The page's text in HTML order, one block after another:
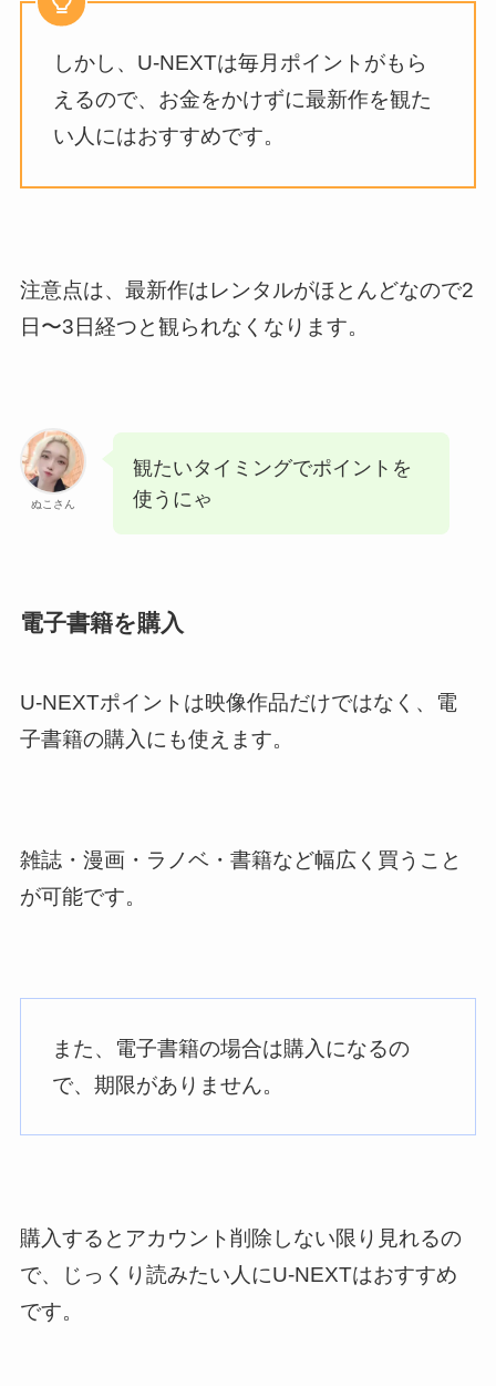
しかし、U-NEXTは毎月ポイントがもら
えるので、お金をかけずに最新作を観た
い人にはおすすめです。
注意点は、最新作はレンタルがほとんどなので2
日〜3日経つと観られなくなります。
ぬこさん
観たいタイミングでポイントを
使うにゃ
電子書籍を購入
U-NEXTポイントは映像作品だけではなく、電
子書籍の購入にも使えます。
雑誌・漫画・ラノベ・書籍など幅広く買うこと
が可能です。
また、電子書籍の場合は購入になるの
で、期限がありません。
購入するとアカウント削除しない限り見れるの
で、じっくり読みたい人にU-NEXTはおすすめ
です。